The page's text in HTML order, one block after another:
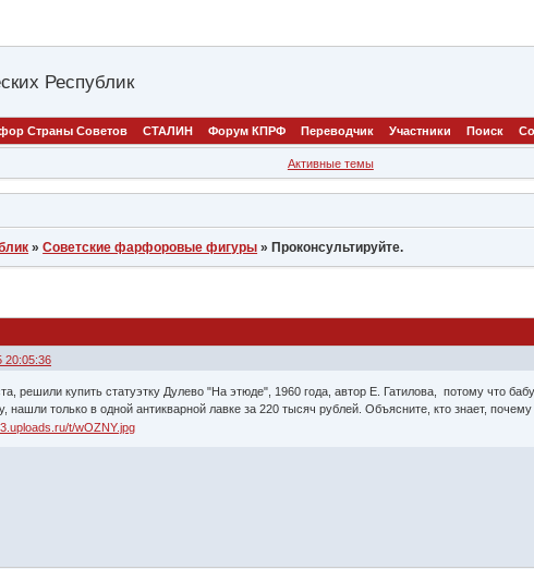
Республик
Страны Советов СТАЛИН Форум КПРФ Переводчик Участники Поиск
Активные темы
»Советские фарфоровые фигуры » Проконсультируйте.
20:05:36
решили купить статуэтку Дулево "На этюде", 1960 года, автор Е. Гатилова, потому что
нашли только в одной антикварной лавке за 220 тысяч рублей. Объясните, кто знает,